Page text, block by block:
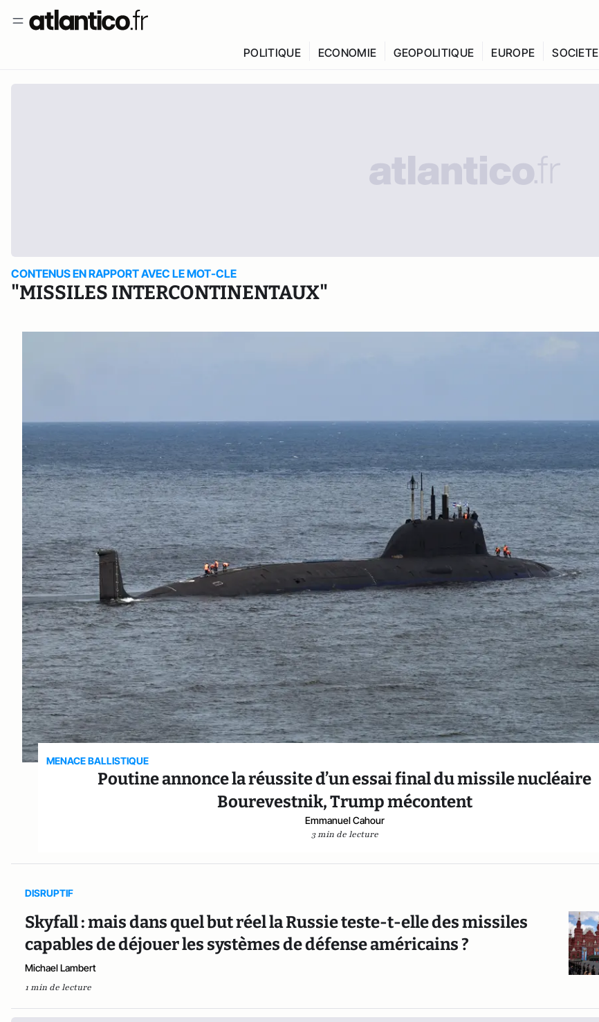
POLITIQUE ECONOMIE GEOPOLITIQUE EUROPE SOCIETE
CONTENUS EN RAPPORT AVEC LE MOT-CLE
"MISSILES INTERCONTINENTAUX"
MENACE BALLISTIQUE
Poutine annonce la réussite d’un essai final du missile nucléaire
Bourevestnik, Trump mécontent
Emmanuel Cahour
3 min de lecture
DISRUPTIF
Skyfall : mais dans quel but réel la Russie teste-t-elle des missiles
capables de déjouer les systèmes de défense américains ?
Michael Lambert
1 min de lecture